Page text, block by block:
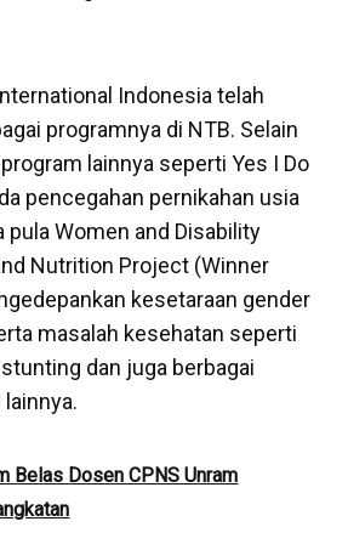
Indonesia telah
programnya di NTB. Selain
lainnya seperti Yes I Do
pencegahan pernikahan usia
pula Women and Disability
Nutrition Project (Winner
kesetaraan gender
masalah kesehatan seperti
dan juga berbagai
Belas Dosen CPNS Unram